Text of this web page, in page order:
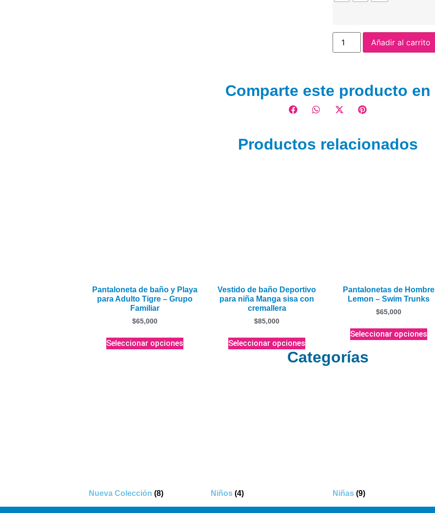
Añadir al carrito
Comparte este producto en
Productos relacionados
Pantaloneta de baño y Playa
para Adulto Tigre – Grupo
Familiar
$65,000
Seleccionar opciones
Vestido de baño Deportivo
para niña Manga sisa con
cremallera
$85,000
Seleccionar opciones
Pantalonetas de Hombre
Lemon – Swim Trunks
$65,000
Seleccionar opciones
Categorías
Nueva Colección (8) Niños (4) Niñas (9)